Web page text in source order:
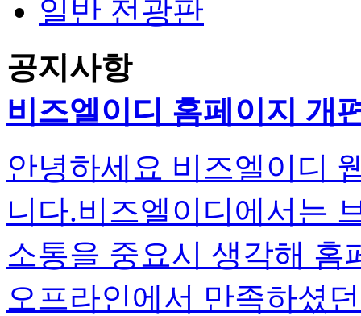
일반 전광판
공지사항
비즈엘이디 홈페이지 개
안녕하세요 비즈엘이디
니다.비즈엘이디에서는
소통을 중요시 생각해
오프라인에서 만족하셨